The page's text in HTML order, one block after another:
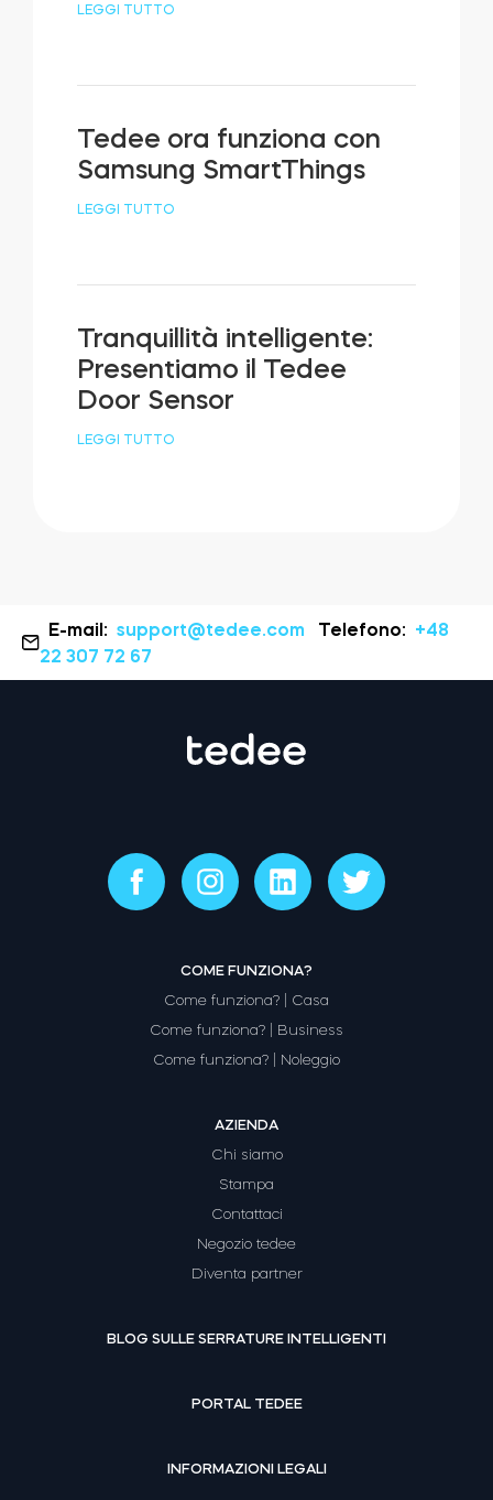
LEGGI TUTTO
Tedee ora funziona con
Samsung SmartThings
LEGGI TUTTO
Tranquillità intelligente:
Presentiamo il Tedee
Door Sensor
LEGGI TUTTO
E-mail:support@tedee.com Telefono: +48
22 307 72 67
COME FUNZIONA?
Come funziona? | Casa
Come funziona? | Business
Come funziona? | Noleggio
AZIENDA
Chi siamo
Stampa
Contattaci
Negozio tedee
Diventa partner
BLOG SULLE SERRATURE INTELLIGENTI
PORTAL TEDEE
INFORMAZIONI LEGALI